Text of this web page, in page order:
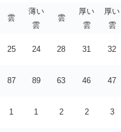
雲
薄い
雲
雲
厚い
雲
厚い
雲
25 24 28 31 32
87 89 63 46 47
1 1 2 2 3